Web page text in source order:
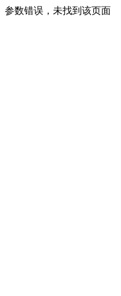
参数错误，未找到该页面